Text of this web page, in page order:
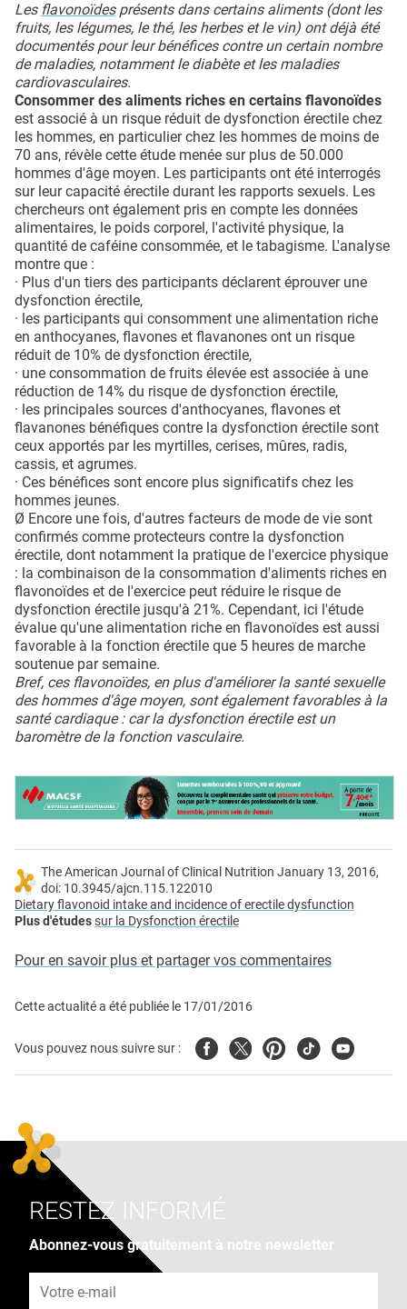
Les flavonoïdesprésents dans certains aliments (dont les
fruits, les légumes, le thé, les herbes et le vin) ont déjà été
documentés pour leur bénéfices contre un certain nombre
de maladies, notamment le diabète et les maladies
cardiovasculaires.
Consommer des aliments riches en certains flavonoïdes
est associé à un risque réduit de dysfonction érectile chez
les hommes, en particulier chez les hommes de moins de
70 ans, révèle cette étude menée sur plus de 50.000
hommes d'âge moyen. Les participants ont été interrogés
sur leur capacité érectile durant les rapports sexuels. Les
chercheurs ont également pris en compte les données
alimentaires, le poids corporel, l'activité physique, la
quantité de caféine consommée, et le tabagisme. L'analyse
montre que :
· Plus d'un tiers des participants déclarent éprouver une
dysfonction érectile,
· les participants qui consomment une alimentation riche
en anthocyanes, flavones et flavanones ont un risque
réduit de 10% de dysfonction érectile,
· une consommation de fruits élevée est associée à une
réduction de 14% du risque de dysfonction érectile,
· les principales sources d'anthocyanes, flavones et
flavanones bénéfiques contre la dysfonction érectile sont
ceux apportés par les myrtilles, cerises, mûres, radis,
cassis, et agrumes.
· Ces bénéfices sont encore plus significatifs chez les
hommes jeunes.
Ø Encore une fois, d'autres facteurs de mode de vie sont
confirmés comme protecteurs contre la dysfonction
érectile, dont notamment la pratique de l'exercice physique
: la combinaison de la consommation d'aliments riches en
flavonoïdes et de l'exercice peut réduire le risque de
dysfonction érectile jusqu'à 21%. Cependant, ici l'étude
évalue qu'une alimentation riche en flavonoïdes est aussi
favorable à la fonction érectile que 5 heures de marche
soutenue par semaine.
Bref, ces flavonoïdes, en plus d'améliorer la santé sexuelle
des hommes d'âge moyen, sont également favorables à la
santé cardiaque : car la dysfonction érectile est un
baromètre de la fonction vasculaire.
The American Journal of Clinical Nutrition January 13, 2016,
doi: 10.3945/​ajcn.115.122010
Dietary flavonoid intake and incidence of erectile dysfunction
Plus d'étudessur la Dysfonction érectile
Pour en savoir plus et partager vos commentaires
Cette actualité a été publiée le 17/01/2016
Vous pouvez nous suivre sur : FacebookTwitterPinterest
TiktokYoutube
RESTEZ INFORMÉ
Abonnez-vous gratuitement à notre newsletter